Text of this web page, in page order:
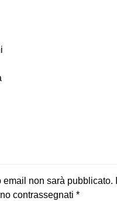
email non sarà pubblicato.
contrassegnati *